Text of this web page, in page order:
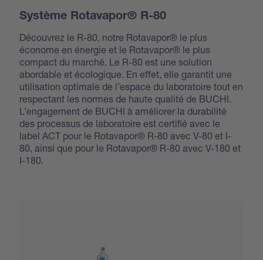
Système Rotavapor® R-80
Découvrez le R-80, notre Rotavapor® le plus
économe en énergie et le Rotavapor® le plus
compact du marché. Le R-80 est une solution
abordable et écologique. En effet, elle garantit une
utilisation optimale de l’espace du laboratoire tout en
respectant les normes de haute qualité de BUCHI.
L’engagement de BUCHI à améliorer la durabilité
des processus de laboratoire est certifié avec le
label ACT pour le Rotavapor® R-80 avec V-80 et I-
80, ainsi que pour le Rotavapor® R-80 avec V-180 et
I-180.